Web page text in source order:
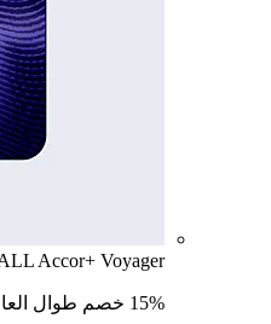
Accor+ Voyager
15% خصم طوال العام على إقاماتك في أكثر من 30 علامة تجارية.